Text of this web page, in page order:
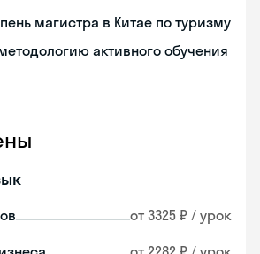
магистра в Китае по туризму
активного обучения
от 3325 ₽ / урок